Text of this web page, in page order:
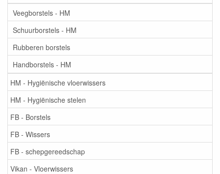
Veegborstels - HM
Schuurborstels - HM
Rubberen borstels
Handborstels - HM
HM - Hygiënische vloerwissers
HM - Hygiënische stelen
FB - Borstels
FB - Wissers
FB - schepgereedschap
Vikan - Vloerwissers